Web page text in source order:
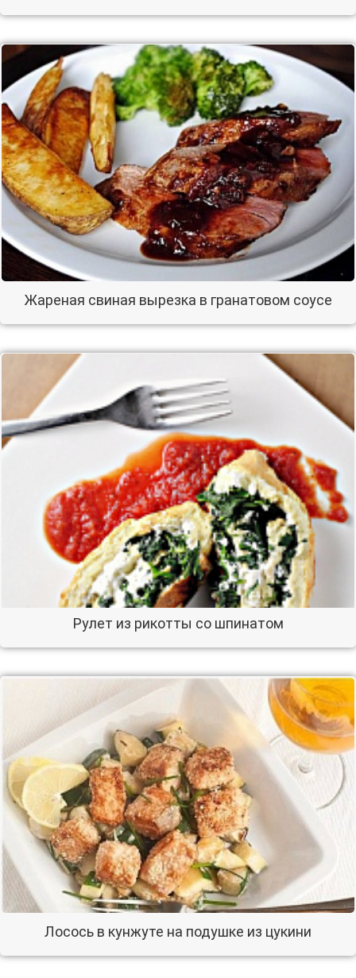
Жареная свиная вырезка в гранатовом соусе
Рулет из рикотты со шпинатом
Лосось в кунжуте на подушке из цукини